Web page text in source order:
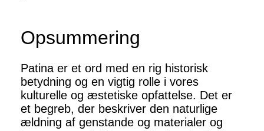
Opsummering
Patina er et ord med en rig historisk
betydning og en vigtig rolle i vores
kulturelle og æstetiske opfattelse. Det er
et begreb, der beskriver den naturlige
ældning af genstande og materialer og